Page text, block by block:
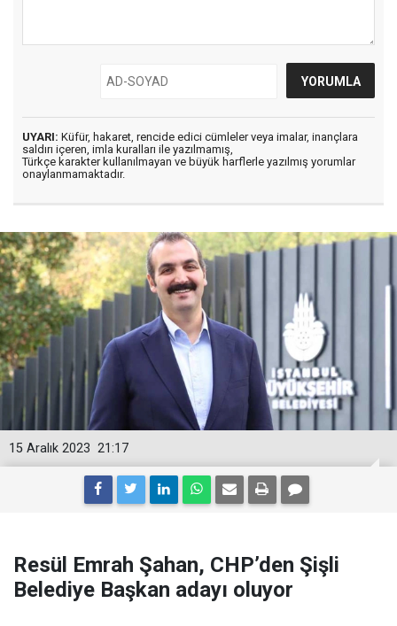
UYARI: Küfür, hakaret, rencide edici cümleler veya imalar, inançlara
saldırı içeren, imla kuralları ile yazılmamış,
Türkçe karakter kullanılmayan ve büyük harflerle yazılmış yorumlar
onaylanmamaktadır.
21:17
15 Aralık 2023
Resül Emrah Şahan, CHP’den Şişli
Belediye Başkan adayı oluyor